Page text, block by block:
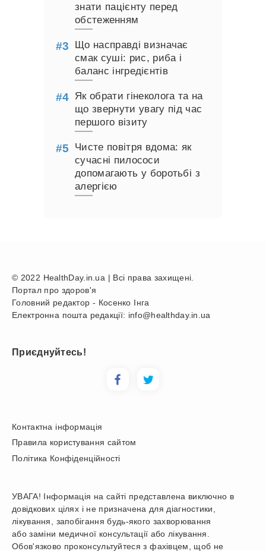
знати пацієнту перед
обстеженням
Що насправді визначає
смак суші: рис, риба і
баланс інгредієнтів
Як обрати гінеколога та на
що звернути увагу під час
першого візиту
Чисте повітря вдома: як
сучасні пилососи
допомагають у боротьбі з
алергією
© 2022 HealthDay.in.ua | Всі права захищені.
Портал про здоров'я
Головний редактор - Косенко Інга
Електронна пошта редакції: info@healthday.in.ua
Приєднуйтесь!
Контактна інформація
Правила користування сайтом
Політика Конфіденційності
УВАГА! Інформація на сайті представлена виключно в
довідкових цілях і не призначена для діагностики,
лікування, запобігання будь-якого захворювання
або заміни медичної консультації або лікування.
Обов'язково проконсультуйтеся з фахівцем, щоб не